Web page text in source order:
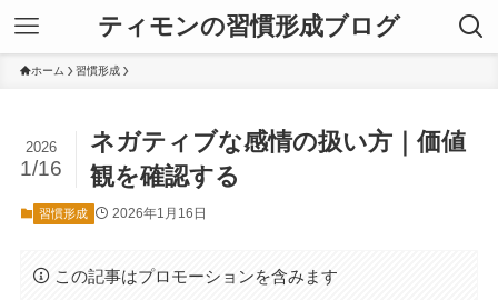
ティモンの習慣形成ブログ
ホーム 習慣形成
ネガティブな感情の扱い方｜価値
観を確認する
2026
1/16
習慣形成 2026年1月16日
この記事はプロモーションを含みます